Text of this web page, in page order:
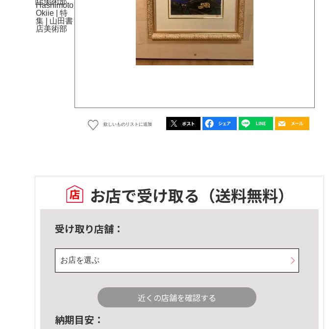
欲しいものリストに追加
お店で受け取る （送料無料）
受け取り店舗：
お店を選ぶ
近くの店舗を確認する
納期目安：